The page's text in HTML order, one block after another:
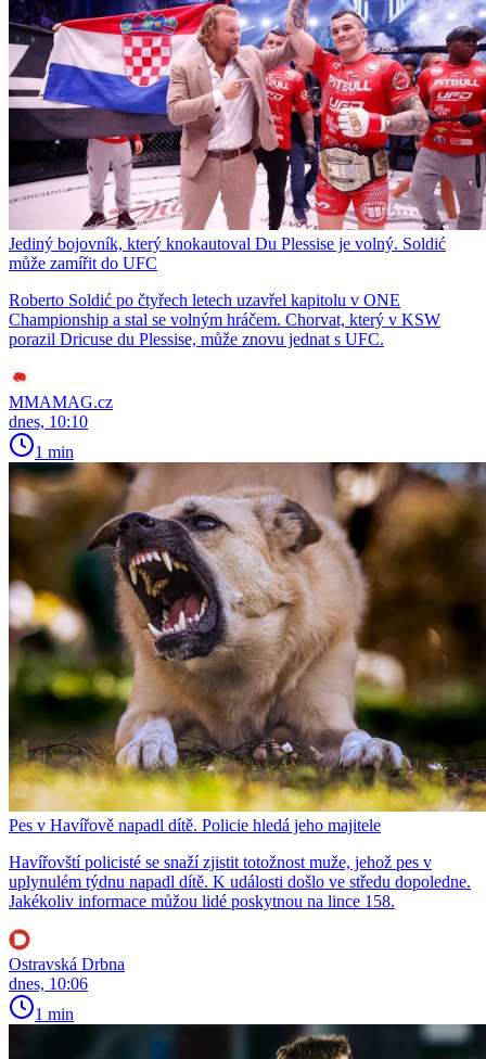
Jediný bojovník, který knokautoval Du Plessise je volný. Soldić
může zamířit do UFC
Roberto Soldić po čtyřech letech uzavřel kapitolu v ONE
Championship a stal se volným hráčem. Chorvat, který v KSW
porazil Dricuse du Plessise, může znovu jednat s UFC.
MMAMAG.cz
dnes, 10:10
1 min
Pes v Havířově napadl dítě. Policie hledá jeho majitele
Havířovští policisté se snaží zjistit totožnost muže, jehož pes v
uplynulém týdnu napadl dítě. K události došlo ve středu dopoledne.
Jakékoliv informace můžou lidé poskytnou na lince 158.
Ostravská Drbna
dnes, 10:06
1 min